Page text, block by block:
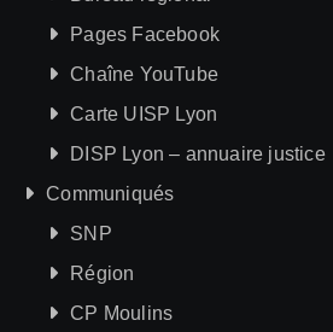
Pages Facebook
Chaîne YouTube
Carte UISP Lyon
DISP Lyon – annuaire justice
Communiqués
SNP
Région
CP Moulins